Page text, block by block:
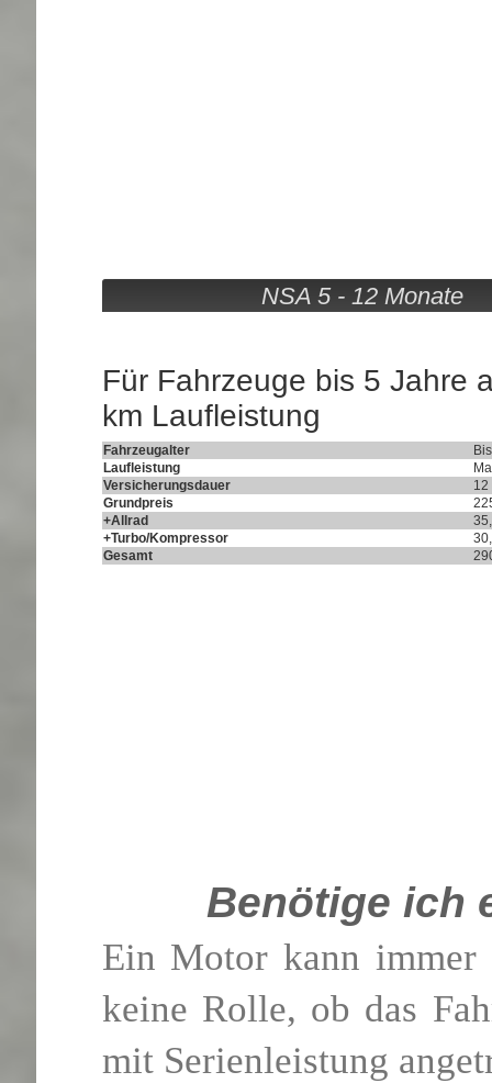
NSA 5
Für Fahrzeuge bis 5 Jahre
km Laufleistung
Fahrzeugalter
Laufleistung
Versicherungsdauer
12
Grundpreis
+Allrad
+Turbo/Kompressor
Gesamt
Benötige ich
Ein Motor kann immer
keine Rolle, ob das
mit Serienleistung